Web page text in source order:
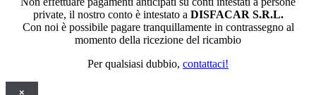
private, il nostro conto è intestato a DISFACAR S.R.L.
Con noi è possibile pagare tranquillamente in contrassegno al
momento della ricezione del ricambio
Per qualsiasi dubbio, contattaci!
×